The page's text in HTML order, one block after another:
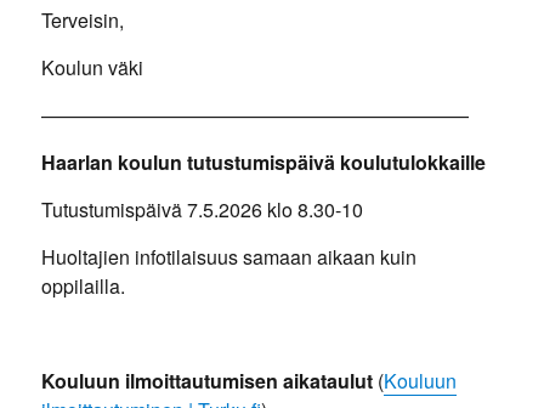
Terveisin,
Koulun väki
——————————————————————
Haarlan koulun tutustumispäivä koulutulokkaille
Tutustumispäivä 7.5.2026 klo 8.30-10
Huoltajien infotilaisuus samaan aikaan kuin
oppilailla.
Kouluun ilmoittautumisen aikataulut (Kouluun